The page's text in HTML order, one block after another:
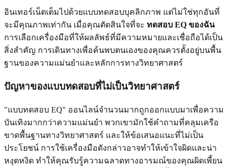
อินเทอร์เน็ตเต็มไปด้วยแบบทดสอบบุคลิกภาพ แต่ไม่ใช่ทุกอันที่
จะมีคุณภาพเท่ากัน เมื่อคุณตัดสินใจที่จะ ทดสอบ EQ ของฉัน
การเลือกเครื่องมือที่ให้ผลลัพธ์ที่มีความหมายและเชื่อถือได้เป็น
สิ่งสำคัญ การเดินทางเพื่อค้นพบตนเองของคุณควรตั้งอยู่บนพื้น
ฐานของความแม่นยำและหลักการทางวิทยาศาสตร์
ปัญหาของแบบทดสอบที่ไม่เป็นวิทยาศาสตร์
"แบบทดสอบ EQ" ออนไลน์จำนวนมากถูกออกแบบมาเพื่อความ
บันเทิงมากกว่าความแม่นยำ พวกเขามักใช้คำถามที่คลุมเครือ
ขาดพื้นฐานทางวิทยาศาสตร์ และให้ข้อเสนอแนะที่ไม่เป็น
ประโยชน์ การใช้เครื่องมือดังกล่าวอาจทำให้เข้าใจผิดและน่า
หงุดหงิด ทำให้คุณรับรู้ความฉลาดทางอารมณ์ของคุณผิดเพี้ยน